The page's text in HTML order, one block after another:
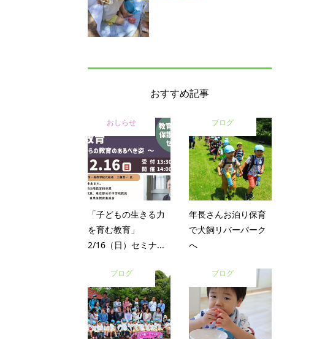
おすすめ記事
おしらせ
「子どもの生きる力
を育む教育」
2/16（日）セミナ...
ブログ
年長さんお泊り保育
で犬飼リバーパーク
へ
ブログ ブログ